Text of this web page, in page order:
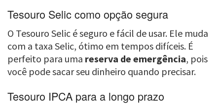
Tesouro Selic como opção segura
O Tesouro Selic é seguro e fácil de usar. Ele muda
com a taxa Selic, ótimo em tempos difíceis. É
perfeito para uma reserva de emergência, pois
você pode sacar seu dinheiro quando precisar.
Tesouro IPCA para a longo prazo